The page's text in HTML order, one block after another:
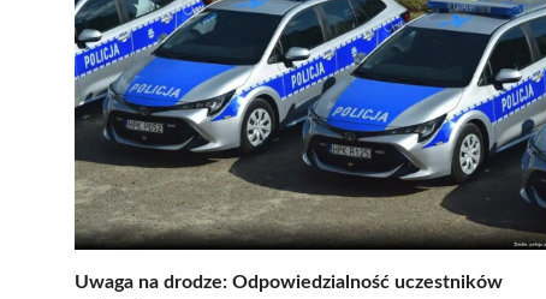
Uwaga na drodze: Odpowiedzialność uczestników